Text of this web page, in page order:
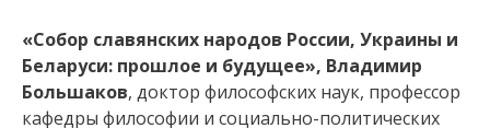
«Собор славянских народов России, Украины и
Беларуси: прошлое и будущее», Владимир
Большаков, доктор философских наук, профессор
кафедры философии и социально-политических